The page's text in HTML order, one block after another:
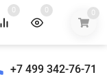
0 0 0
+7 499 342-76-71